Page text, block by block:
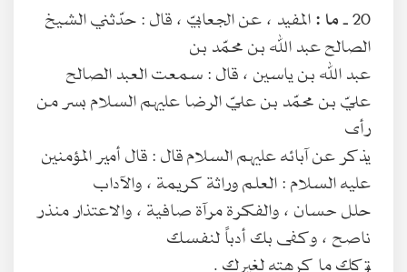
20 ـ ما :المفيد ، عن الجعابيّ ، قال : حدّثني الشيخ
الصالح عبد الله بن محمّد بن
عبد الله بن ياسين ، قال : سمعت العبد الصالح
عليّ بن محمّد بن عليّ الرضا عليهم السلام بسر من
رأى
يذكر عن آبائه عليهم السلام قال : قال أمير المؤمنين
عليه السلام : العلم وراثة كريمة ، والآداب
حلل حسان ، والفكرة مرآة صافية ، والاعتذار منذر
ناصح ، وكفى بك أدباً لنفسك
تركك ما كرهته لغيرك .